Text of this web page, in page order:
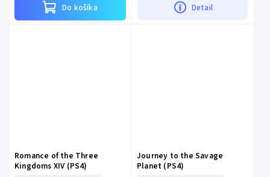
Do košíka Detail
Romance of the Three
Kingdoms XIV (PS4)
Journey to the Savage
Planet (PS4)